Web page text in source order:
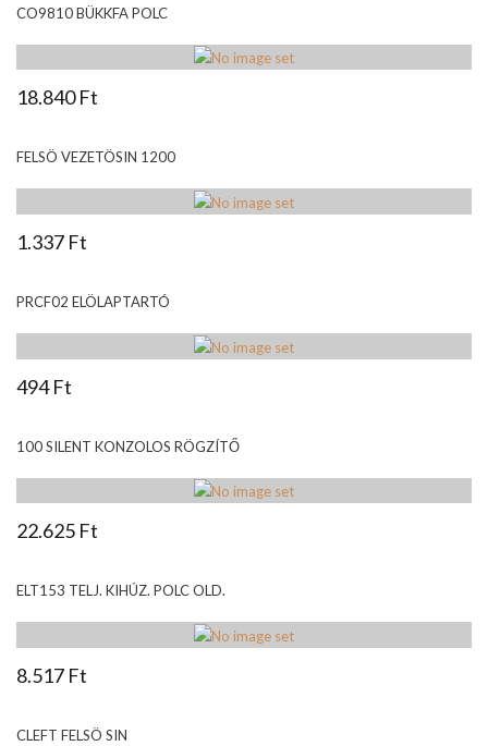
CO9810 BÜKKFA POLC
18.840 Ft
FELSÖ VEZETÖSIN 1200
1.337 Ft
PRCF02 ELÖLAPTARTÓ
494 Ft
100 SILENT KONZOLOS RÖGZÍTŐ
22.625 Ft
ELT153 TELJ. KIHÚZ. POLC OLD.
8.517 Ft
CLEFT FELSÖ SIN